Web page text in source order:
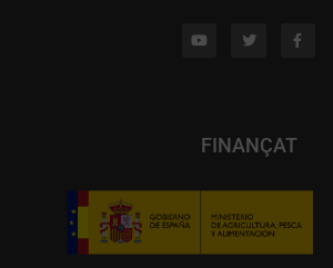
FINANÇAT